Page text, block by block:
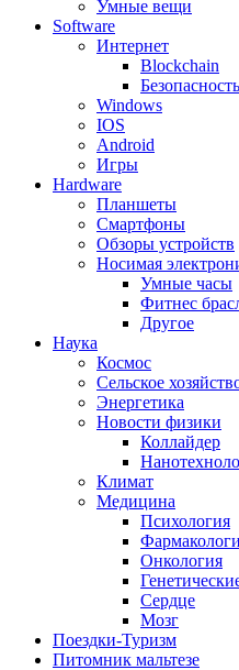
Умные вещи
Software
Интернет
Blockchain
Безопасность
Windows
IOS
Android
Игры
Hardware
Планшеты
Смартфоны
Обзоры устройств
Носимая
Умные часы
Фитнес
Другое
Наука
Космос
Сельское
Энергетика
Новости физики
Коллайдер
Климат
Медицина
Психология
Онкология
Сердце
Мозг
Поездки-Туризм
Питомник мальтезе